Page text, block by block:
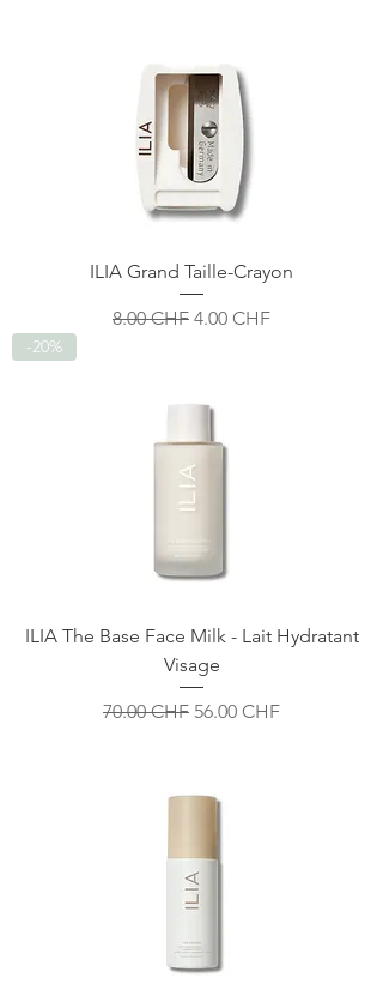
ILIA Grand Taille-Crayon
Prix original
8.00 CHF Prix promotionnel
4.00 CHF
-20%
ILIA The Base Face Milk - Lait Hydratant
Visage
Prix original
70.00 CHF Prix promotionnel
56.00 CHF